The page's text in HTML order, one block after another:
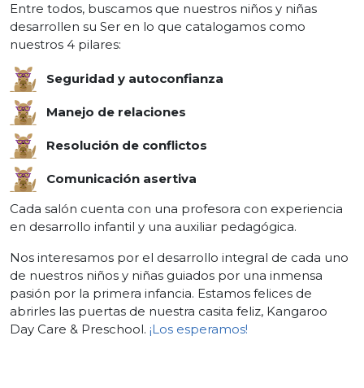
Entre todos, buscamos que nuestros niños y niñas
desarrollen su Ser en lo que catalogamos como
nuestros 4 pilares:
Seguridad y autoconfianza
Manejo de relaciones
Resolución de conflictos
Comunicación asertiva
Cada salón cuenta con una profesora con experiencia
en desarrollo infantil y una auxiliar pedagógica.
Nos interesamos por el desarrollo integral de cada uno
de nuestros niños y niñas guiados por una inmensa
pasión por la primera infancia. Estamos felices de
abrirles las puertas de nuestra casita feliz, Kangaroo
Day Care & Preschool. ¡Los esperamos!